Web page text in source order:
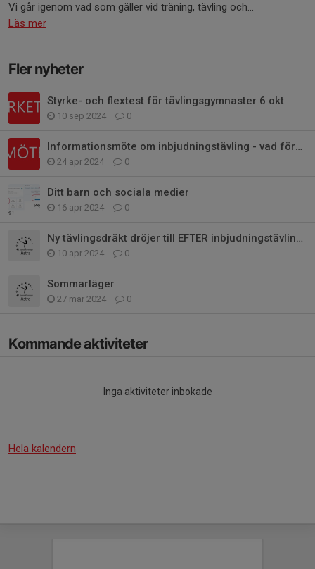
Vi går igenom vad som gäller vid träning, tävling och...
Läs mer
Fler nyheter
Styrke- och flextest för tävlingsgymnaster 6 okt
10 sep 2024 0
Informationsmöte om inbjudningstävling - vad förväntas av dig som förälder
24 apr 2024 0
Ditt barn och sociala medier
16 apr 2024 0
Ny tävlingsdräkt dröjer till EFTER inbjudningstävlingen i maj
10 apr 2024 0
Sommarläger
27 mar 2024 0
Kommande aktiviteter
Inga aktiviteter inbokade
Hela kalendern